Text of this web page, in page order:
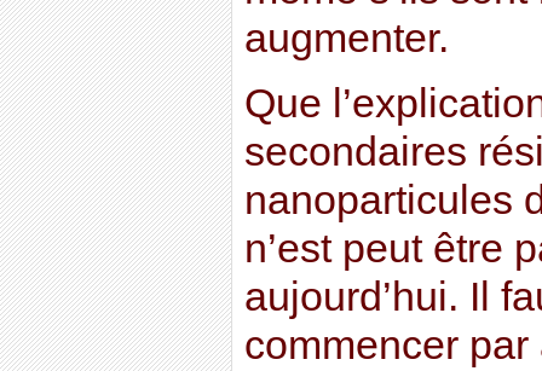
augmenter.
Que
secondaires
nanoparticules
n’est peut être
aujourd’hui. Il
commencer par